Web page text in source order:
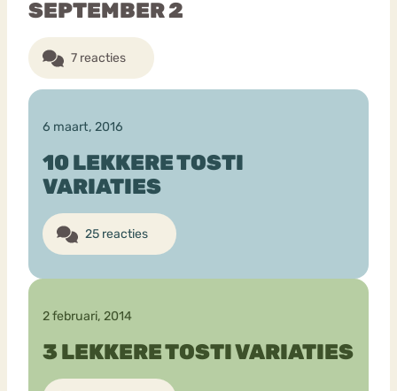
SEPTEMBER 2
7 reacties
6 maart, 2016
10 LEKKERE TOSTI
VARIATIES
25 reacties
2 februari, 2014
3 LEKKERE TOSTI VARIATIES
Bouli
mia
Nerv
Eetstoornis
Eetbuien Piekeren Sport
Orthorexia
Afvallen